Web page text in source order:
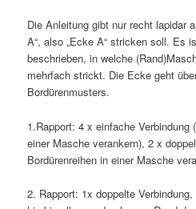
Die Anleitung gibt nur recht lapidar
A“, also „Ecke A“ stricken soll. Es
beschrieben, in welche
mehrfach strickt. Die Ecke geht
Bordürenmusters.
1.Rapport: 4 x einfache Verbindung
einer Masche verankern), 2 x
Bordürenreihen in einer Masche
2. Rapport: 1x doppelte